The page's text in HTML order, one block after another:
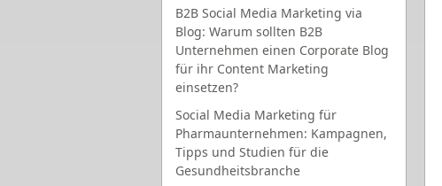
B2B Social Media Marketing via
Blog: Warum sollten B2B
Unternehmen einen Corporate Blog
für ihr Content Marketing
einsetzen?
Social Media Marketing für
Pharmaunternehmen: Kampagnen,
Tipps und Studien für die
Gesundheitsbranche